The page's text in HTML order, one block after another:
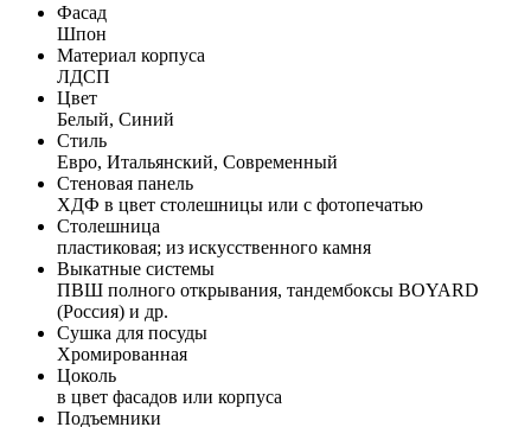
Фасад
Шпон
Материал корпуса
ЛДСП
Цвет
Белый, Синий
Стиль
Евро, Итальянский, Современный
Стеновая панель
ХДФ в цвет столешницы или с фотопечатью
Столешница
пластиковая; из искусственного камня
Выкатные системы
ПВШ полного открывания, тандембоксы BOYARD
(Россия) и др.
Сушка для посуды
Хромированная
Цоколь
в цвет фасадов или корпуса
Подъемники